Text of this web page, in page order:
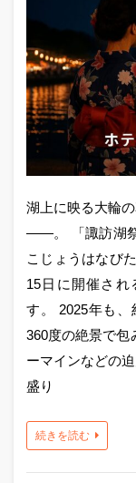
湖上に映る大輪
——。 「諏訪湖
こじょうはなび
15日に開催さ
す。 2025年も
360度の絶景で包
ーマインなどの
盛り
続きを読む